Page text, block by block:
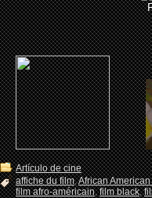
Artículo de cine
affiche du film,African
film afro-américain,film black,